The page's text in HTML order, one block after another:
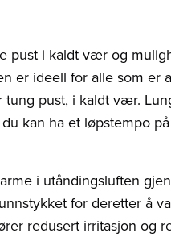
pust i kaldt vær og
er ideell for alle som er
tung pust, i kaldt vær.
kan ha et løpstempo
i utåndingsluften
for deretter å
redusert irritasjon og